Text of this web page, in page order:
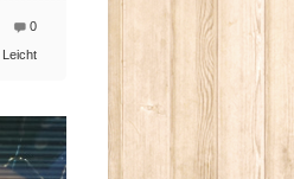
0
Leicht